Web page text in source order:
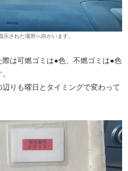
された場所へ向かいます。
は可燃ゴミは●色、不燃ゴミは●色
りも曜日とタイミングで変わって